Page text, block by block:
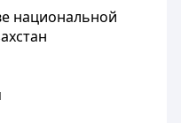
национальной